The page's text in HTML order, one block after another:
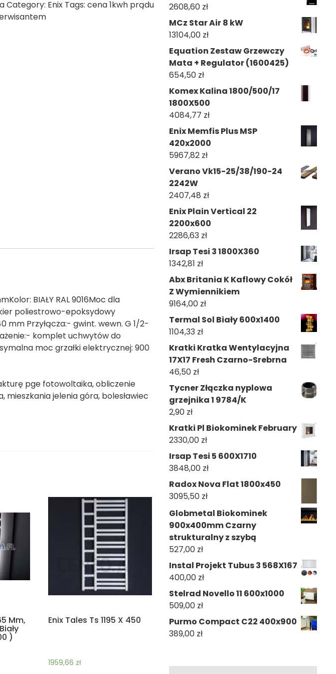
Category: Enix Tags: cena 1kwh prądu
BIAŁY RAL 9016Moc dla
poliestrowo-epoksydowy
Przyłącza:- gwint. wewn. G 1/2-
komplet uchwytów do
moc grzałki elektrycznej: 900
pge fotowoltaika, obliczenie
jelenia góra, bolesławiec
Mm,
)
Enix Tales Ts 1195 X 450
1959,66 zł
2608,60 zł
MCz Star Air 8 kW
13104,00 zł
Equation Zestaw Grzewczy
Mata + Regulator (1600425)
654,50 zł
Komex Kalina 1800/500/17
1800X500
4084,77 zł
Enix Memfis Plus MSP
420x2000
5967,82 zł
Verano Vk15-25/38/190-24
2242W
2407,48 zł
Enix Plain Vertical 22
2200x600
2286,63 zł
Irsap Tesi 3 1800X360
1342,81 zł
Abx Britania K Kaflowy Cokół
Z Wymiennikiem
9164,00 zł
Termal Sol Biały 600x1400
1104,33 zł
Kratki Kratka Wentylacyjna
17X17 Fresh Czarno-Srebrna
46,50 zł
Tycner Złączka nyplowa
grzejnika 1 9784/K
2,90 zł
Kratki Pl Biokominek February
2330,00 zł
Irsap Tesi 5 600X1710
3848,00 zł
Radox Nova Flat 1800x450
3095,50 zł
Globmetal Biokominek
900x400mm Czarny
strukturalny z szybą
527,00 zł
Instal Projekt Tubus 3 568X167
400,00 zł
Stelrad Novello 11 600x1000
509,00 zł
Purmo Compact C22 400x900
389,00 zł